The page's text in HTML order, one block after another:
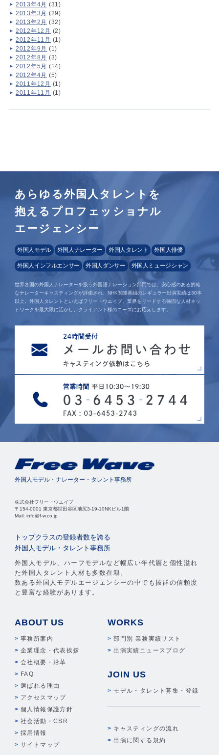
2013年4月 (31)
2013年3月 (29)
2013年2月 (32)
2012年12月 (2)
2012年11月 (1)
2012年9月 (1)
2012年8月 (3)
2012年5月 (14)
2012年4月 (5)
2011年12月 (1)
2011年11月 (1)
あらゆる外国人タレントを
抱えるプロフェッショナル
エージェンシー
外国人モデル 外国人ナレーター 外国人タレント 外国人俳優
外国人インフルエンサー 外国人ダンサー 外国人ミュージシャン
世界各国の外国人ナレーターを扱う外国語ナレーション部門では、安心感のある的確
なナレーターキャスティングが評価され、NHK関連番組のレギュラー出演実績は30本
以上。外国人タレントといえばフリー・ウエイブ。業界をリードする強固な人材ネッ
トワークを最大限に活かし、クライアント様のニーズにお応えします。
外国人モデル・ナレーター・タレント事務所
株式会社フリー・ウエイブ
〒154-0001 東京都世田谷区池尻3-19-10NKビル1階
Mail: info@f-w.co.jp
トップクラスの登録者数を誇る
外国人モデル・タレント事務所
外国人モデル、ハーフモデルなど幅広い年代層と個性溢れ
た外国人タレント人材も多数在籍。
数ある外国人モデルエージェンシーの中でも抜群の信頼度
と豊富な経験があります。
ABOUT US
事務所案内
企業理念・代表挨拶
会社概要・沿革
FAQ
選ばれる理由
アクセスマップ
個人情報保護方針
社会活動・CSR
採用情報
サイトマップ
WORKS
部門別 業務実績リスト
出演実績ニュースブログ
JOIN US
モデル・タレント募集・登録
キャスティングの流れ
出演に関する規約